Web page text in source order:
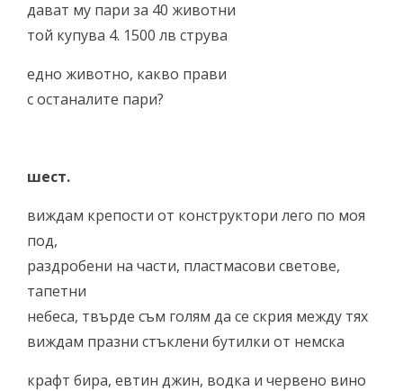
дават му пари за 40 животни
той купува 4. 1500 лв струва
едно животно, какво прави
с останалите пари?
шест.
виждам крепости от конструктори лего по моя
под,
раздробени на части, пластмасови светове,
тапетни
небеса, твърде съм голям да се скрия между тях
виждам празни стъклени бутилки от немска
крафт бира, евтин джин, водка и червено вино